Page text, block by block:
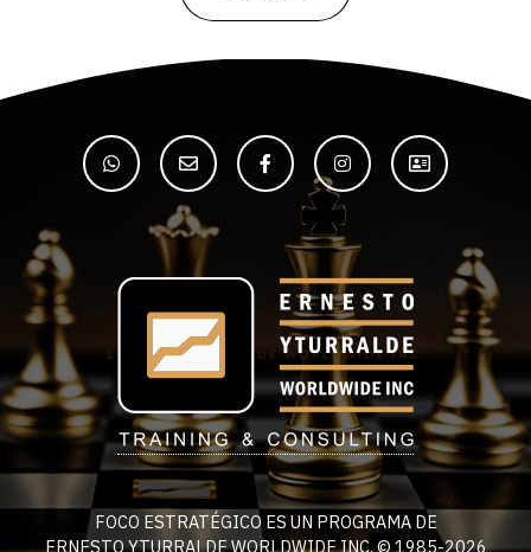
FOCO ESTRATÉGICO ES UN PROGRAMA DE
ERNESTO YTURRALDE WORLDWIDE INC. © 1985-2026